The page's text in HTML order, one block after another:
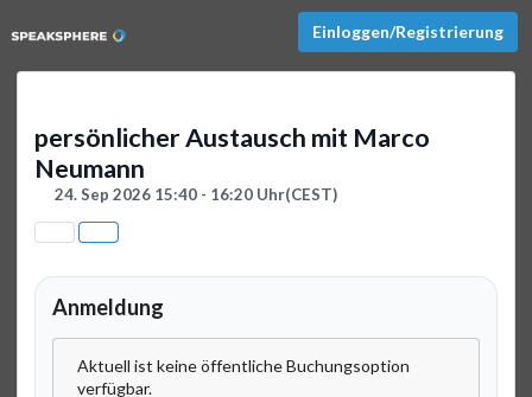
Einloggen/Registrierung
persönlicher Austausch mit Marco
Neumann
24. Sep 2026 15:40 - 16:20 Uhr(CEST)
Anmeldung
Aktuell ist keine öffentliche Buchungsoption
verfügbar.